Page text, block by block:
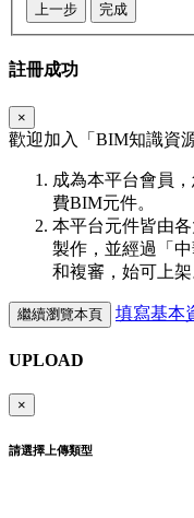
上一步 完成
註冊成功
×
歡迎加入「 BIM知識資
成為本平台會員
費BIM元件。
本平台元件皆由
製作，並經過「
和複審，始可上架
繼續瀏覽本頁 填寫基本
UPLOAD
×
請選擇上傳類型